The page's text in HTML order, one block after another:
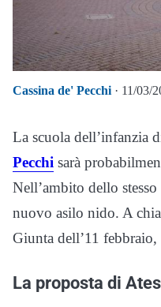
Cassina de' Pecchi · 11/03/
La scuola dell’infanzia
Pecchi sarà
Nell’ambito dello
nuovo asilo nido. A
Giunta dell’11
La proposta di Ates